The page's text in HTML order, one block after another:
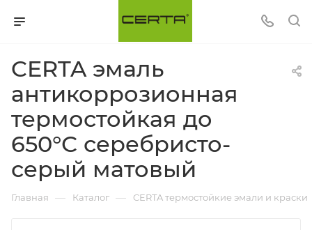
CERTA эмаль
антикоррозионная
термостойкая до
650°С серебристо-
серый матовый
Главная — Каталог — CERTA термостойкие эмали и краски